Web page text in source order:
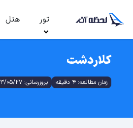
تور هتل
کلاردشت
زمان مطالعه: 4 دقیقه بروزرسانی: 1403/05/27